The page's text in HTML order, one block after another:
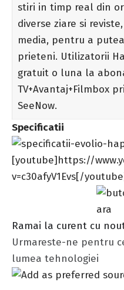
stiri in timp real din
diverse ziare si
media, pentru a
prieteni. Utilizatorii
gratuit o luna la
TV+Avantaj+Filmbox
SeeNow.
Specificatii
[youtube]https://
v=c30afyV1Evs[/
Ramai la curent cu
Urmareste-ne pentru
lumea tehnologiei